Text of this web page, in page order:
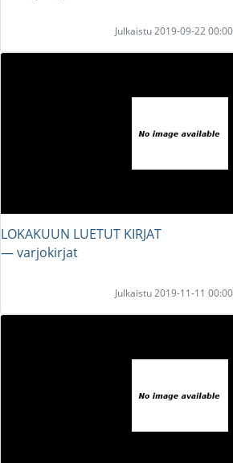
Julkaistu 2019-09-22
LOKAKUUN LUETUT KIRJAT
― varjokirjat
Julkaistu 2019-11-11